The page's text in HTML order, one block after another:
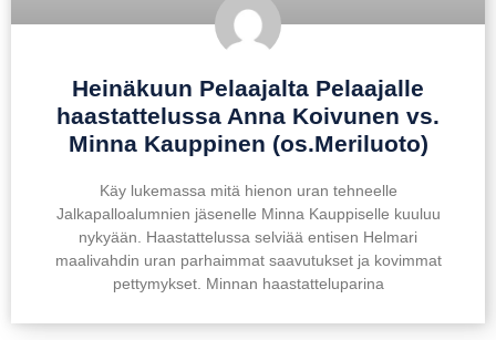
Heinäkuun Pelaajalta Pelaajalle
haastattelussa Anna Koivunen vs.
Minna Kauppinen (os.Meriluoto)
Käy lukemassa mitä hienon uran tehneelle
Jalkapalloalumnien jäsenelle Minna Kauppiselle kuuluu
nykyään. Haastattelussa selviää entisen Helmari
maalivahdin uran parhaimmat saavutukset ja kovimmat
pettymykset. Minnan haastatteluparina